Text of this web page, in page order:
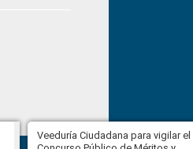
Veeduría Ciudadana para vigilar el